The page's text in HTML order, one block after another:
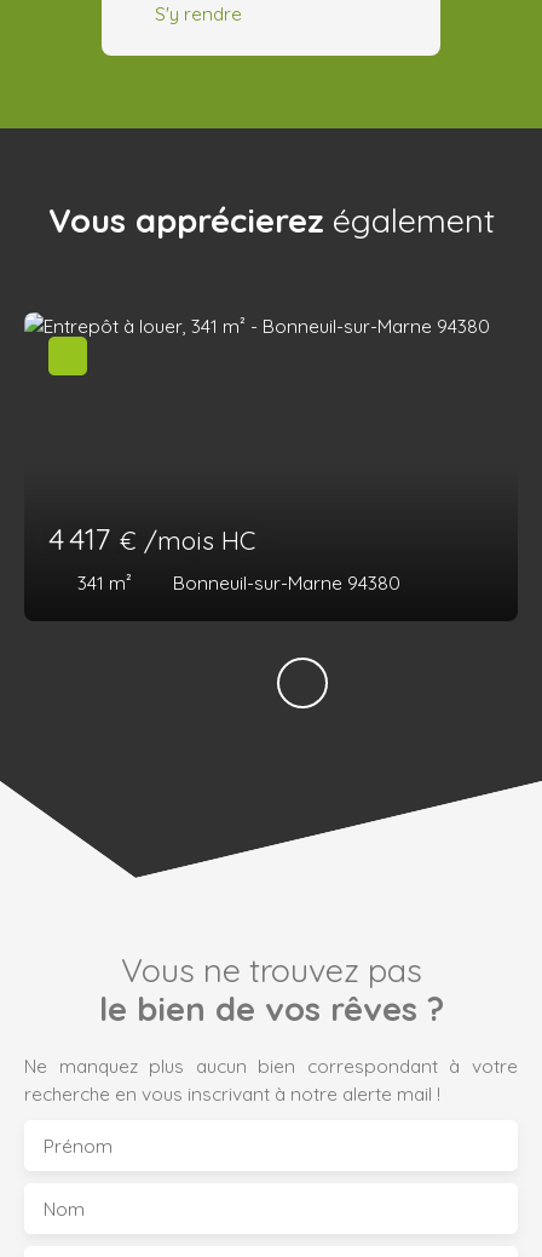
S'y rendre
Vous apprécierez également
4 417 € /mois HC
341 m² Bonneuil-sur-Marne 94380
Vous ne trouvez pas
le bien de vos rêves ?
Ne manquez plus aucun bien correspondant à votre
recherche en vous inscrivant à notre alerte mail !
Prénom
Nom